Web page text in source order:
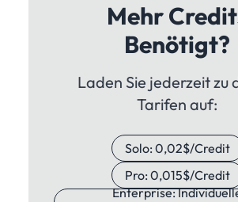
Mehr
Benötigt?
Laden Sie jederzeit zu
Tarifen auf:
Solo: 0,02$/Credit
Pro: 0,015$/Credit
Enterprise: